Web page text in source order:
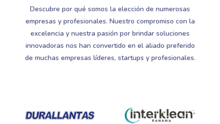
Descubre por qué somos la elección de numerosas
empresas y profesionales. Nuestro compromiso con la
excelencia y nuestra pasión por brindar soluciones
innovadoras nos han convertido en el aliado preferido
de muchas empresas líderes, startups y profesionales.